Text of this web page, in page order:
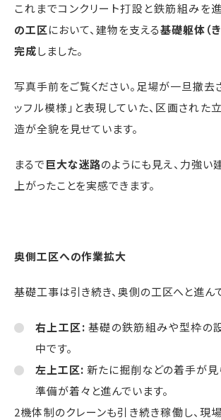
これまでコンクリート打設と鉄筋組みを
の工区において、建物を支える基礎躯体（
完成しました。
写真手前をご覧ください。足場が一旦撤去
ッフル模様」と表現していた、区画された
造が全貌を見せています。
まるで巨大な迷路のようにも見え、力強
上がったことを実感できます。
奥側工区への作業拡大
基礎工事は引き続き、奥側の工区へと進ん
右上工区: 基礎の鉄筋組みや型枠の
中です。
左上工区: 新たに掘削などの着手が見
準備が着々と進んでいます。
2機体制のクレーンも引き続き稼働し、現